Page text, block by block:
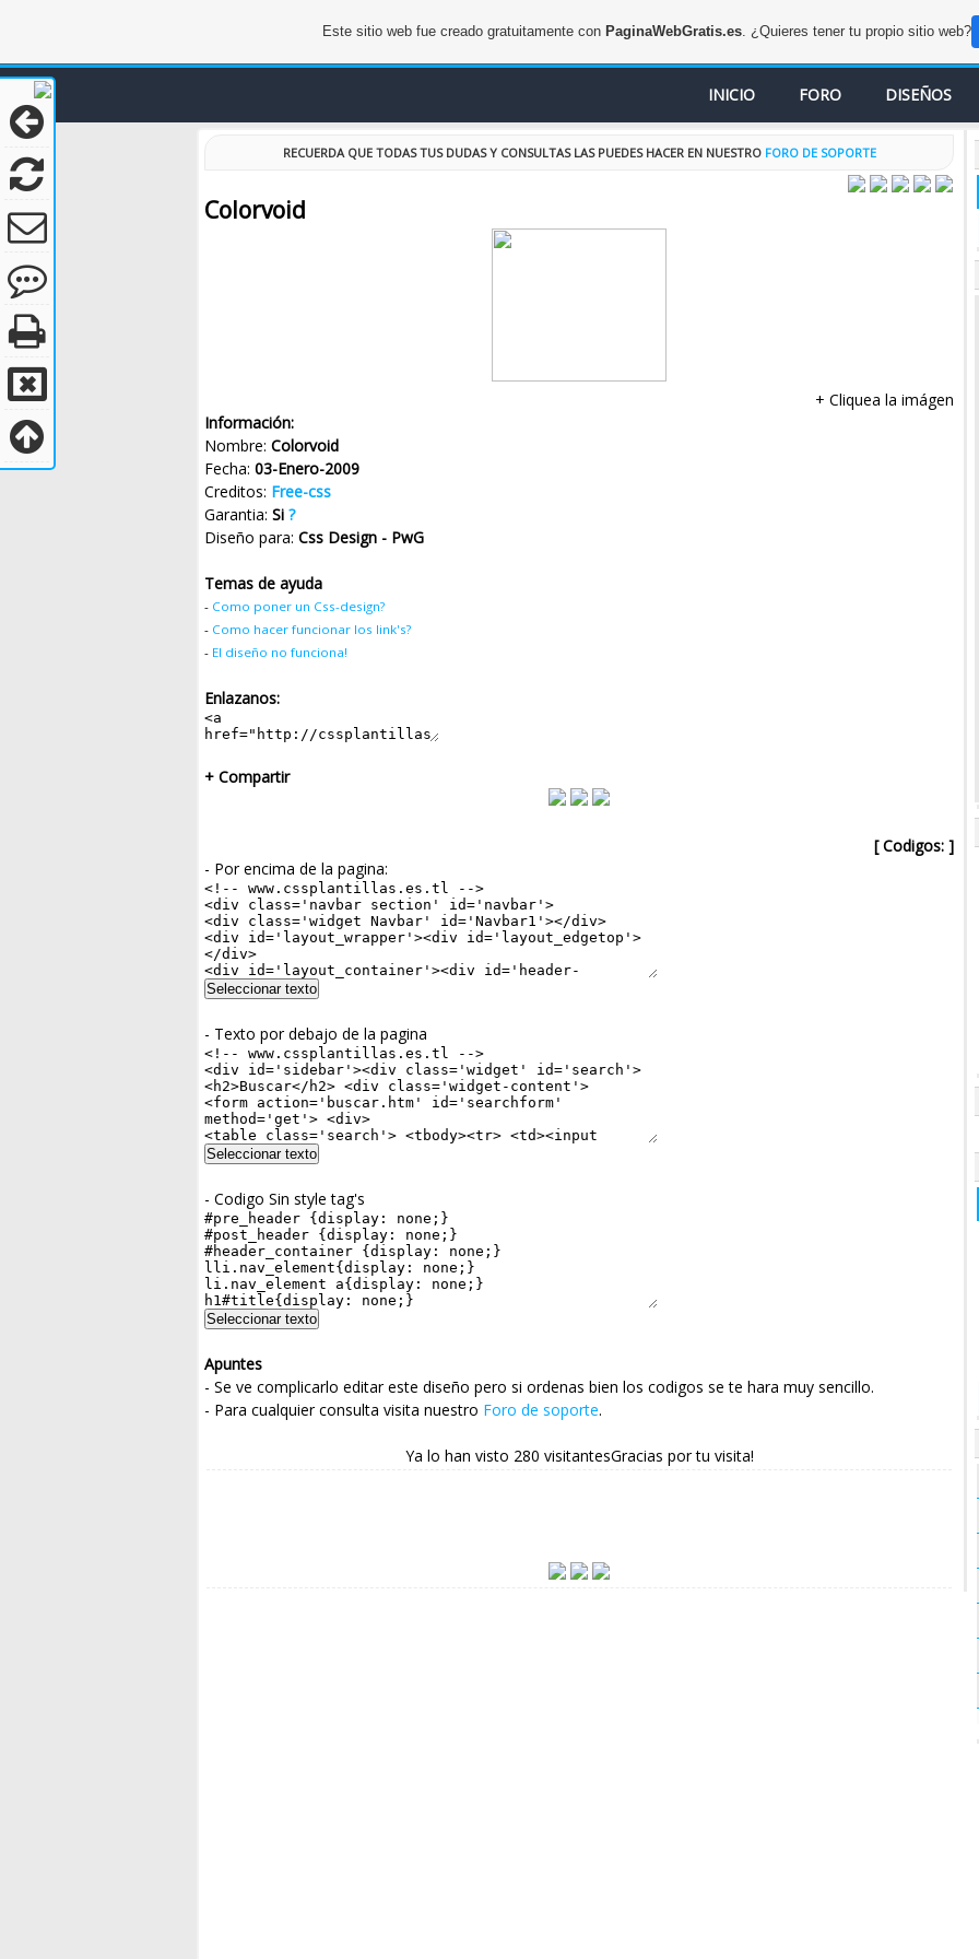
INICIO FORO DISEÑOS
RECUERDA QUE TODAS TUS DUDAS Y CONSULTAS LAS PUEDES HACER EN NUESTRO FORO DE SOPORTE
Colorvoid
+ Cliquea la imágen
Información:
Nombre: Colorvoid
Fecha: 03-Enero-2009
Creditos: Free-css
Garantia: Si ?
Diseño para: Css Design - PwG
Temas de ayuda
- Como poner un Css-design?
- Como hacer funcionar los link's?
- El diseño no funciona!
Enlazanos:
+ Compartir
[ Codigos: ]
- Por encima de la pagina:
- Texto por debajo de la pagina
- Codigo Sin style tag's
Apuntes
- Se ve complicarlo editar este diseño pero si ordenas bien los codigos se te hara muy sencillo.
- Para cualquier consulta visita nuestro Foro de soporte.
Ya lo han visto 280 visitantesGracias por tu visita!
Este sitio web fue creado gratuitamente con PaginaWebGratis.es. ¿Quieres tener tu propio sitio web?